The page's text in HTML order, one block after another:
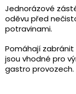
Jednorázové
oděvu před
potravinami.
Pomáhají
jsou vhodné pro
gastro provozech.